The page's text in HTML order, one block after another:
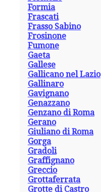
Formia
Frascati
Frasso Sabino
Frosinone
Fumone
Gaeta
Gallese
Gallicano nel Lazio
Gallinaro
Gavignano
Genazzano
Genzano di Roma
Gerano
Giuliano di Roma
Gorga
Gradoli
Graffignano
Greccio
Grottaferrata
Grotte di Castro